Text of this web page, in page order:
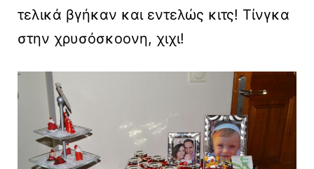
τελικά βγήκαν και εντελώς κιτς! Τίνγκα
στην χρυσόσκοονη, χιχι!